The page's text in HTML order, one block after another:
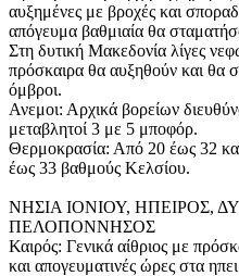
αυξημένες με βροχές και
απόγευμα βαθμιαία θα
Στη δυτική Μακεδονία λίγες
πρόσκαιρα θα αυξηθούν και θα
όμβροι.
Ανεμοι: Αρχικά βορείων
μεταβλητοί 3 με 5 μποφόρ.
Θερμοκρασία: Από 20 έως 32
έως 33 βαθμούς Κελσίου.
ΝΗΣΙΑ ΙΟΝΙΟΥ, ΗΠΕΙΡΟΣ,
ΠΕΛΟΠΟΝΝΗΣΟΣ
Καιρός: Γενικά αίθριος με
και απογευματινές ώρες στα